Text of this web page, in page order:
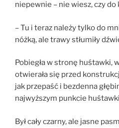
niepewnie – nie wiesz, czy do
– Tu i teraz należy tylko do
nóżką, ale trawy stłumiły
Pobiegła w stronę huśtawki,
otwierała się przed
jak przepaść i bezdenna
najwyższym punkcie
Był cały czarny, ale jasne